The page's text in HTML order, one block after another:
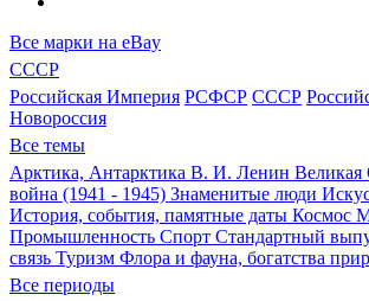
Все марки на eBay
СССР
Российская Империя РСФСР СССР
Новороссия
Все темы
Арктика, Антарктика В. И. Ленин Великая
война (1941 - 1945) Знаменитые люди
История, события, памятные даты Космос
Промышленность Спорт Стандартный
связь Туризм Флора и фауна, богатства
Все периоды